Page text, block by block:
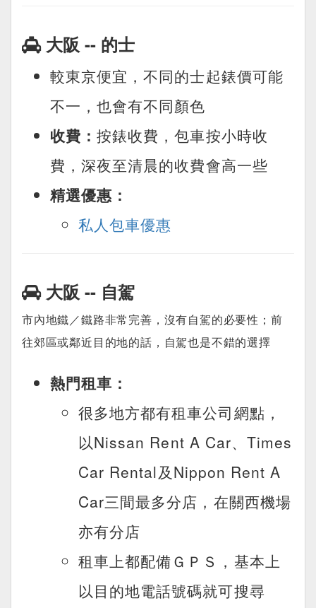
大阪 -- 的士
較東京便宜，不同的士起錶價可能
不一，也會有不同顏色
收費：按錶收費，包車按小時收
費，深夜至清晨的收費會高一些
精選優惠：
私人包車優惠
大阪 -- 自駕
市內地鐵／鐵路非常完善，沒有自駕的必要性；前
往郊區或鄰近目的地的話，自駕也是不錯的選擇
熱門租車：
很多地方都有租車公司網點，
以Nissan Rent A Car、Times
Car Rental及Nippon Rent A
Car三間最多分店，在關西機場
亦有分店
租車上都配備ＧＰＳ，基本上
以目的地電話號碼就可搜尋